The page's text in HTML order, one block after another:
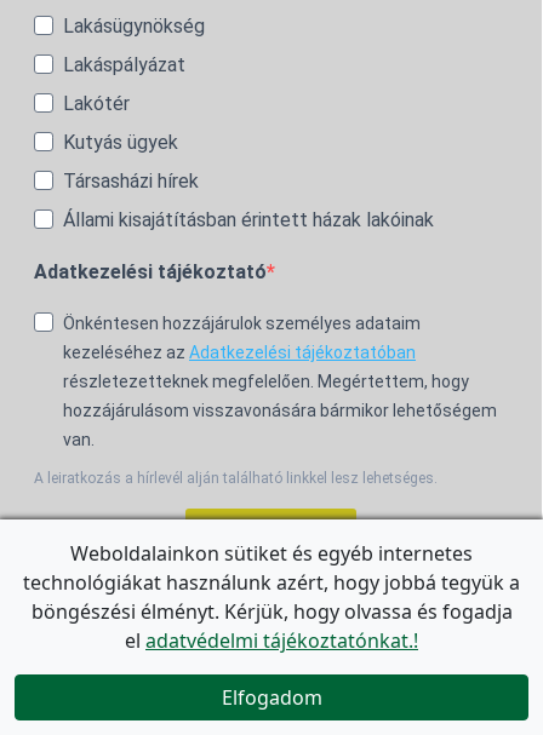
Lakásügynökség
Lakáspályázat
Lakótér
Kutyás ügyek
Társasházi hírek
Állami kisajátításban érintett házak lakóinak
Adatkezelési tájékoztató
Önkéntesen hozzájárulok személyes adataim
kezeléséhez az Adatkezelési tájékoztatóban
részletezetteknek megfelelően. Megértettem, hogy
hozzájárulásom visszavonására bármikor lehetőségem
van.
A leiratkozás a hírlevél alján található linkkel lesz lehetséges.
For the English Newsletter, clickHERE.

Weboldalainkon sütiket és egyéb internetes
technológiákat használunk azért, hogy jobbá tegyük a
böngészési élményt. Kérjük, hogy olvassa és fogadja
el adatvédelmi tájékoztatónkat.!
Elfogadom